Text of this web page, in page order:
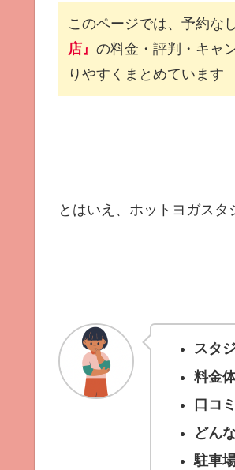
このページでは、予約な
店』 の料金・評判・キャ
りやすくまとめています
とはいえ、ホットヨガスタ
スタ
料金
口コ
どん
駐車